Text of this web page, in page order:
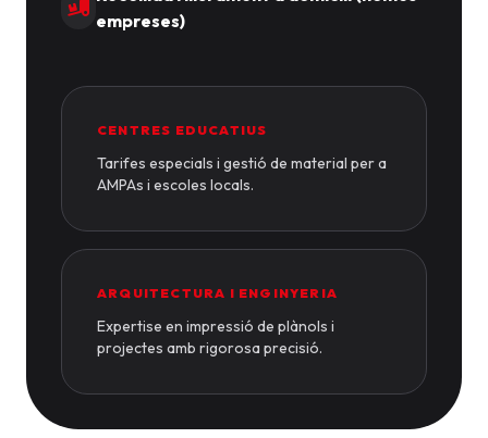
empreses)
CENTRES EDUCATIUS
Tarifes especials i gestió de material per a
AMPAs i escoles locals.
ARQUITECTURA I ENGINYERIA
Expertise en impressió de plànols i
projectes amb rigorosa precisió.